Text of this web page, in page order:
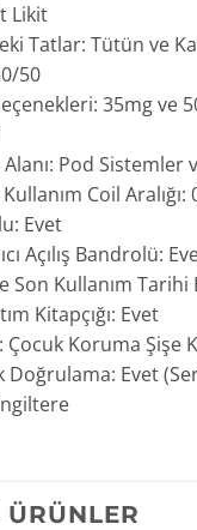
Likit
Tatlar: Tütün ve
50
35mg ve
Alanı: Pod Sistemler
Coil
Evet
Açılış Bandrolü:
Son Kullanım Tarihi
Kitapçığı: Evet
Çocuk Koruma Şişe
Doğrulama: Evet